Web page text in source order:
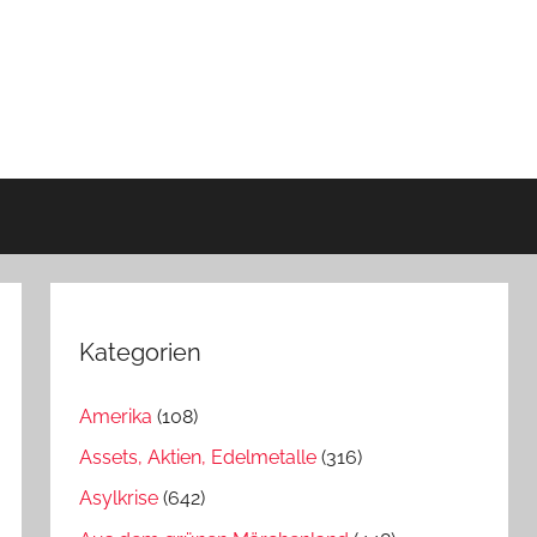
Kategorien
Amerika (108)
Assets, Aktien, Edelmetalle (316)
Asylkrise (642)